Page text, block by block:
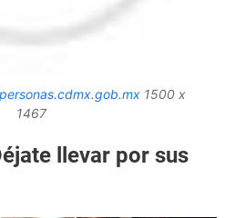
1500 x
1467
llevar por sus